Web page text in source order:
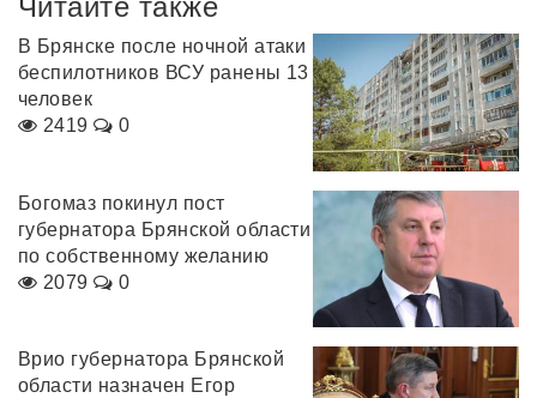
Читайте также
В Брянске после ночной атаки
беспилотников ВСУ ранены 13
человек
2419
0
Богомаз покинул пост
губернатора Брянской области
по собственному желанию
2079
0
Врио губернатора Брянской
области назначен Егор